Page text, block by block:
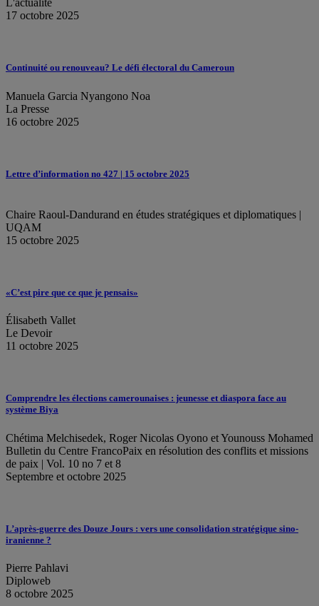
L'actualité
17 octobre 2025
Continuité ou renouveau? Le défi électoral du Cameroun
Manuela Garcia Nyangono Noa
La Presse
16 octobre 2025
Lettre d’information no 427 | 15 octobre 2025
Chaire Raoul-Dandurand en études stratégiques et diplomatiques |
UQAM
15 octobre 2025
«C’est pire que ce que je pensais»
Élisabeth Vallet
Le Devoir
11 octobre 2025
Comprendre les élections camerounaises : jeunesse et diaspora face au
système Biya
Chétima Melchisedek, Roger Nicolas Oyono et Younouss Mohamed
Bulletin du Centre FrancoPaix en résolution des conflits et missions
de paix | Vol. 10 no 7 et 8
Septembre et octobre 2025
L’après-guerre des Douze Jours : vers une consolidation stratégique sino-
iranienne ?
Pierre Pahlavi
Diploweb
8 octobre 2025